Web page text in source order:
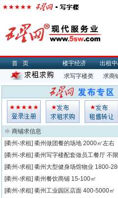
首页 楼宇经济 出租
求写字楼类
求商
商铺求信息
[衢州-求租] 衢州做团餐的场地 2000㎡左右
[衢州-求租] 衢州写字楼配套做员工餐厅 不限
[衢州-求租] 衢州大型健身场馆物业 1800-
[衢州-求租] 衢州餐饮商铺 15-100㎡
[衢州-求租] 衢州工业园区店面 400-5000㎡